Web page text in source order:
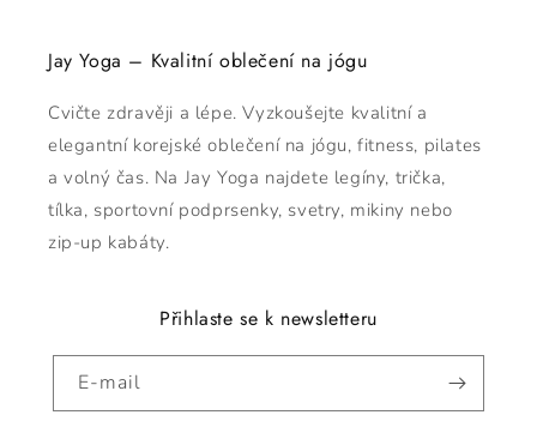
Jay Yoga – Kvalitní oblečení na jógu
Cvičte zdravěji a lépe. Vyzkoušejte kvalitní a
elegantní korejské oblečení na jógu, fitness, pilates
a volný čas. Na Jay Yoga najdete legíny, trička,
tílka, sportovní podprsenky, svetry, mikiny nebo
zip-up kabáty.
Přihlaste se k newsletteru
E-mail